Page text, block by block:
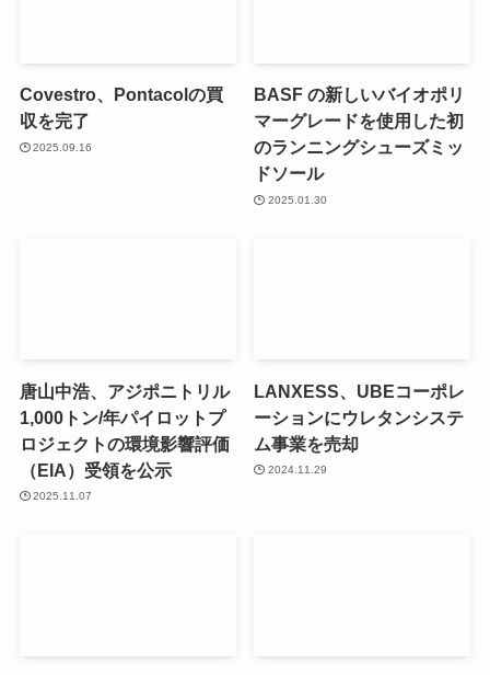
Covestro、Pontacolの買
収を完了
2025.09.16
BASF の新しいバイオポリ
マーグレードを使用した初
のランニングシューズミッ
ドソール
2025.01.30
唐山中浩、アジポニトリル
1,000トン/年パイロットプ
ロジェクトの環境影響評価
（EIA）受領を公示
2025.11.07
LANXESS、UBEコーポレ
ーションにウレタンシステ
ム事業を売却
2024.11.29